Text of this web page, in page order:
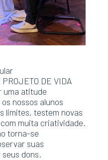
DE VIDA
uma atitude
nossos alunos
limites, testem novas
muita criatividade.
torna-se
suas
dons.